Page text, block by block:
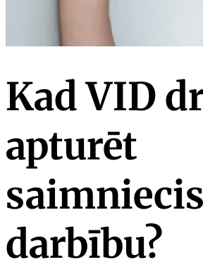
Kad VID
apturēt
darbību?